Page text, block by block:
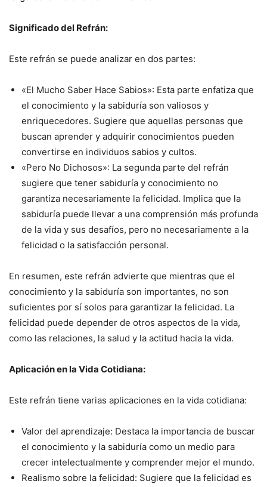
Significado del Refrán:
Este refrán se puede analizar en dos partes:
«El Mucho Saber Hace Sabios»: Esta parte enfatiza que
el conocimiento y la sabiduría son valiosos y
enriquecedores. Sugiere que aquellas personas que
buscan aprender y adquirir conocimientos pueden
convertirse en individuos sabios y cultos.
«Pero No Dichosos»: La segunda parte del refrán
sugiere que tener sabiduría y conocimiento no
garantiza necesariamente la felicidad. Implica que la
sabiduría puede llevar a una comprensión más profunda
de la vida y sus desafíos, pero no necesariamente a la
felicidad o la satisfacción personal.
En resumen, este refrán advierte que mientras que el
conocimiento y la sabiduría son importantes, no son
suficientes por sí solos para garantizar la felicidad. La
felicidad puede depender de otros aspectos de la vida,
como las relaciones, la salud y la actitud hacia la vida.
Aplicación en la Vida Cotidiana:
Este refrán tiene varias aplicaciones en la vida cotidiana:
Valor del aprendizaje: Destaca la importancia de buscar
el conocimiento y la sabiduría como un medio para
crecer intelectualmente y comprender mejor el mundo.
Realismo sobre la felicidad: Sugiere que la felicidad es